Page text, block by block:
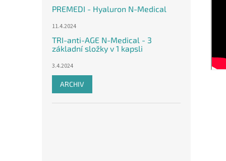
PREMEDI - Hyaluron N-Medical
11.4.2024
TRI-anti-AGE N-Medical - 3
základní složky v 1 kapsli
3.4.2024
ARCHIV